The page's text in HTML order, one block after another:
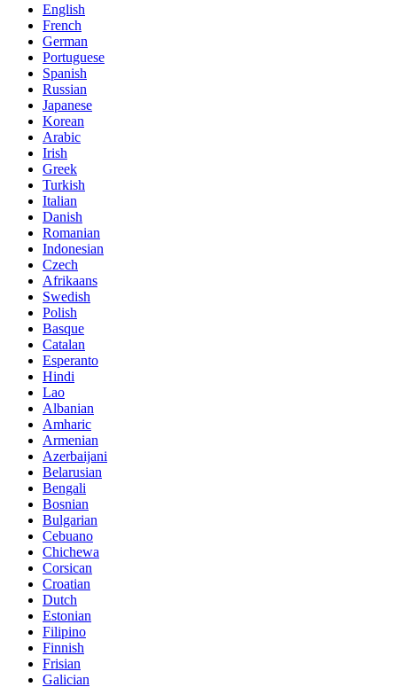
English
French
German
Portuguese
Spanish
Russian
Japanese
Korean
Arabic
Irish
Greek
Turkish
Italian
Danish
Romanian
Indonesian
Czech
Afrikaans
Swedish
Polish
Basque
Catalan
Esperanto
Hindi
Lao
Albanian
Amharic
Armenian
Azerbaijani
Belarusian
Bengali
Bosnian
Bulgarian
Cebuano
Chichewa
Corsican
Croatian
Dutch
Estonian
Filipino
Finnish
Frisian
Galician